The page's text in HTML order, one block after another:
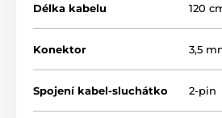
Délka kabelu 120
Konektor 3,5
Spojení kabel-sluchátko 2-pin